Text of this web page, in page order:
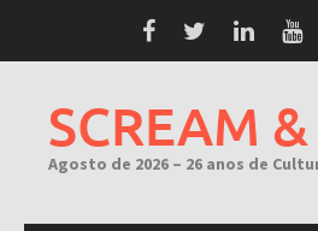
SCREAM
Agosto de 2026 – 26 anos de